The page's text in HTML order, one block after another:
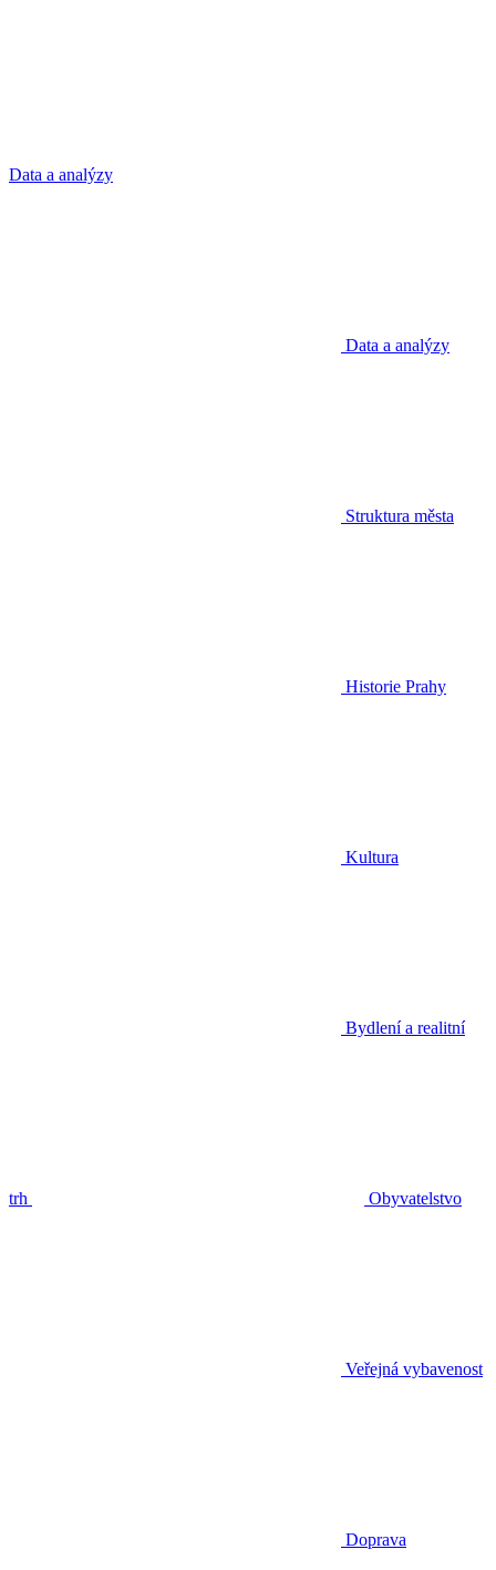
Data a analýzy
Data a analýzy
Struktura města
Historie Prahy
Kultura
Bydlení a realitní
trh Obyvatelstvo
Veřejná vybavenost
Doprava